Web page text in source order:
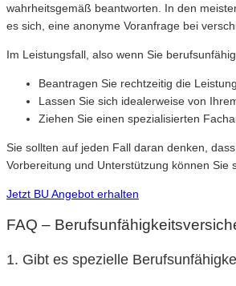
wahrheitsgemäß beantworten. In den
es sich, eine anonyme Voranfrage bei
Im Leistungsfall, also wenn Sie
Beantragen Sie rechtzeitig die
Lassen Sie sich idealerweise von
Ziehen Sie einen spezialisierten
Sie sollten auf jeden Fall daran denken,
Vorbereitung und Unterstützung können
Jetzt BU Angebot erhalten
FAQ –
1. Gibt es spezielle